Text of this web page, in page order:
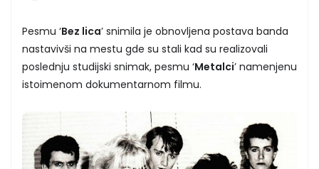
Pesmu ‘Bez lica’ snimila je obnovljena postava banda
nastavivši na mestu gde su stali kad su realizovali
poslednju studijski snimak, pesmu ‘Metalci’ namenjenu
istoimenom dokumentarnom filmu.